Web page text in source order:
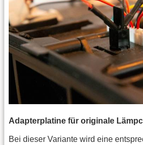
Adapterplatine für originale
Bei dieser Variante wird eine